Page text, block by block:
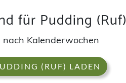
für Pudding (Ruf)
nach Kalenderwochen
(RUF) LADEN